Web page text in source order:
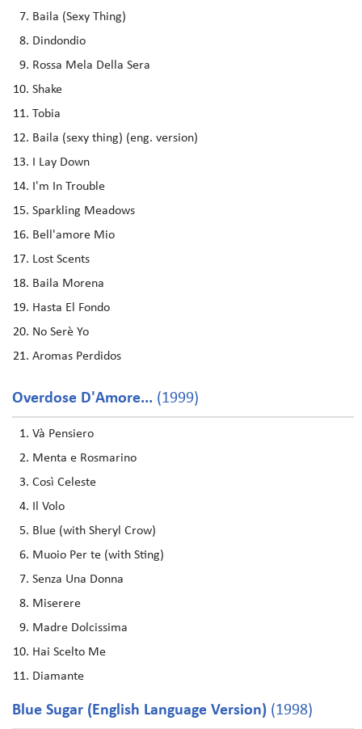
Baila (Sexy Thing)
Dindondio
Rossa Mela Della Sera
Shake
Tobia
Baila (sexy thing) (eng. version)
I Lay Down
I'm In Trouble
Sparkling Meadows
Bell'amore Mio
Lost Scents
Baila Morena
Hasta El Fondo
No Serè Yo
Aromas Perdidos
Overdose D'Amore... (1999)
Và Pensiero
Menta e Rosmarino
Così Celeste
Il Volo
Blue (with Sheryl Crow)
Muoio Per te (with Sting)
Senza Una Donna
Miserere
Madre Dolcissima
Hai Scelto Me
Diamante
Blue Sugar (English Language Version) (1998)